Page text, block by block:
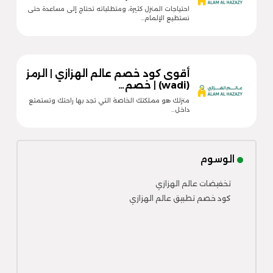
احتياجات المنزل كثيرة، ومتطلباته تحتاج إلى مساعدة حتى
نستطيع الإلمام…
أقوى كود خصم عالم الهزازي | الرمز
(wadi) | خصم…
منزلك هو مملكتك الخاصة التي تجد بها راحتك وتستمتع
داخل…
الوسوم
تخفيضات عالم الهزازي
كود خصم تطبيق عالم الهزازي